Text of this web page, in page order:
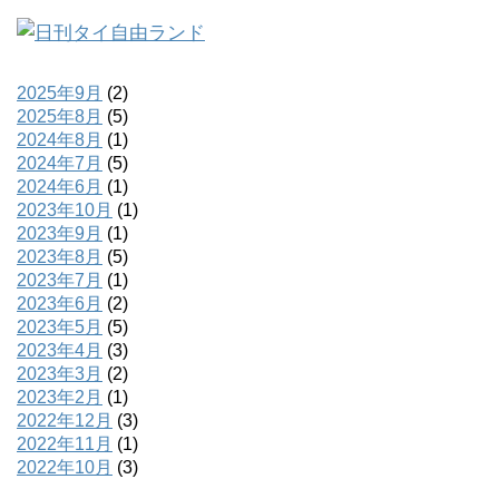
2025年9月 (2)
2025年8月 (5)
2024年8月 (1)
2024年7月 (5)
2024年6月 (1)
2023年10月 (1)
2023年9月 (1)
2023年8月 (5)
2023年7月 (1)
2023年6月 (2)
2023年5月 (5)
2023年4月 (3)
2023年3月 (2)
2023年2月 (1)
2022年12月 (3)
2022年11月 (1)
2022年10月 (3)